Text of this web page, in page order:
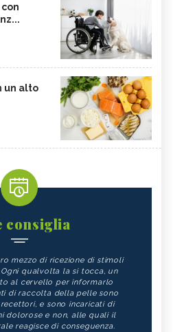
un alto
consiglia
mezzo di ricezione di stimoli
qualvolta la si tocca, un
al cervello per informarlo
di raccolta della pelle sono
e sono incaricati di
dolorose e non, alle quali il
reagisce di conseguenza.